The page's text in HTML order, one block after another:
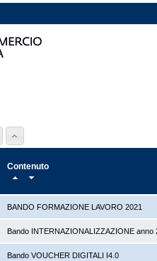
Contenuto
BANDO FORMAZIONE LAVORO 2021
Bando INTERNAZIONALIZZAZIONE anno
Bando VOUCHER DIGITALI I4.0